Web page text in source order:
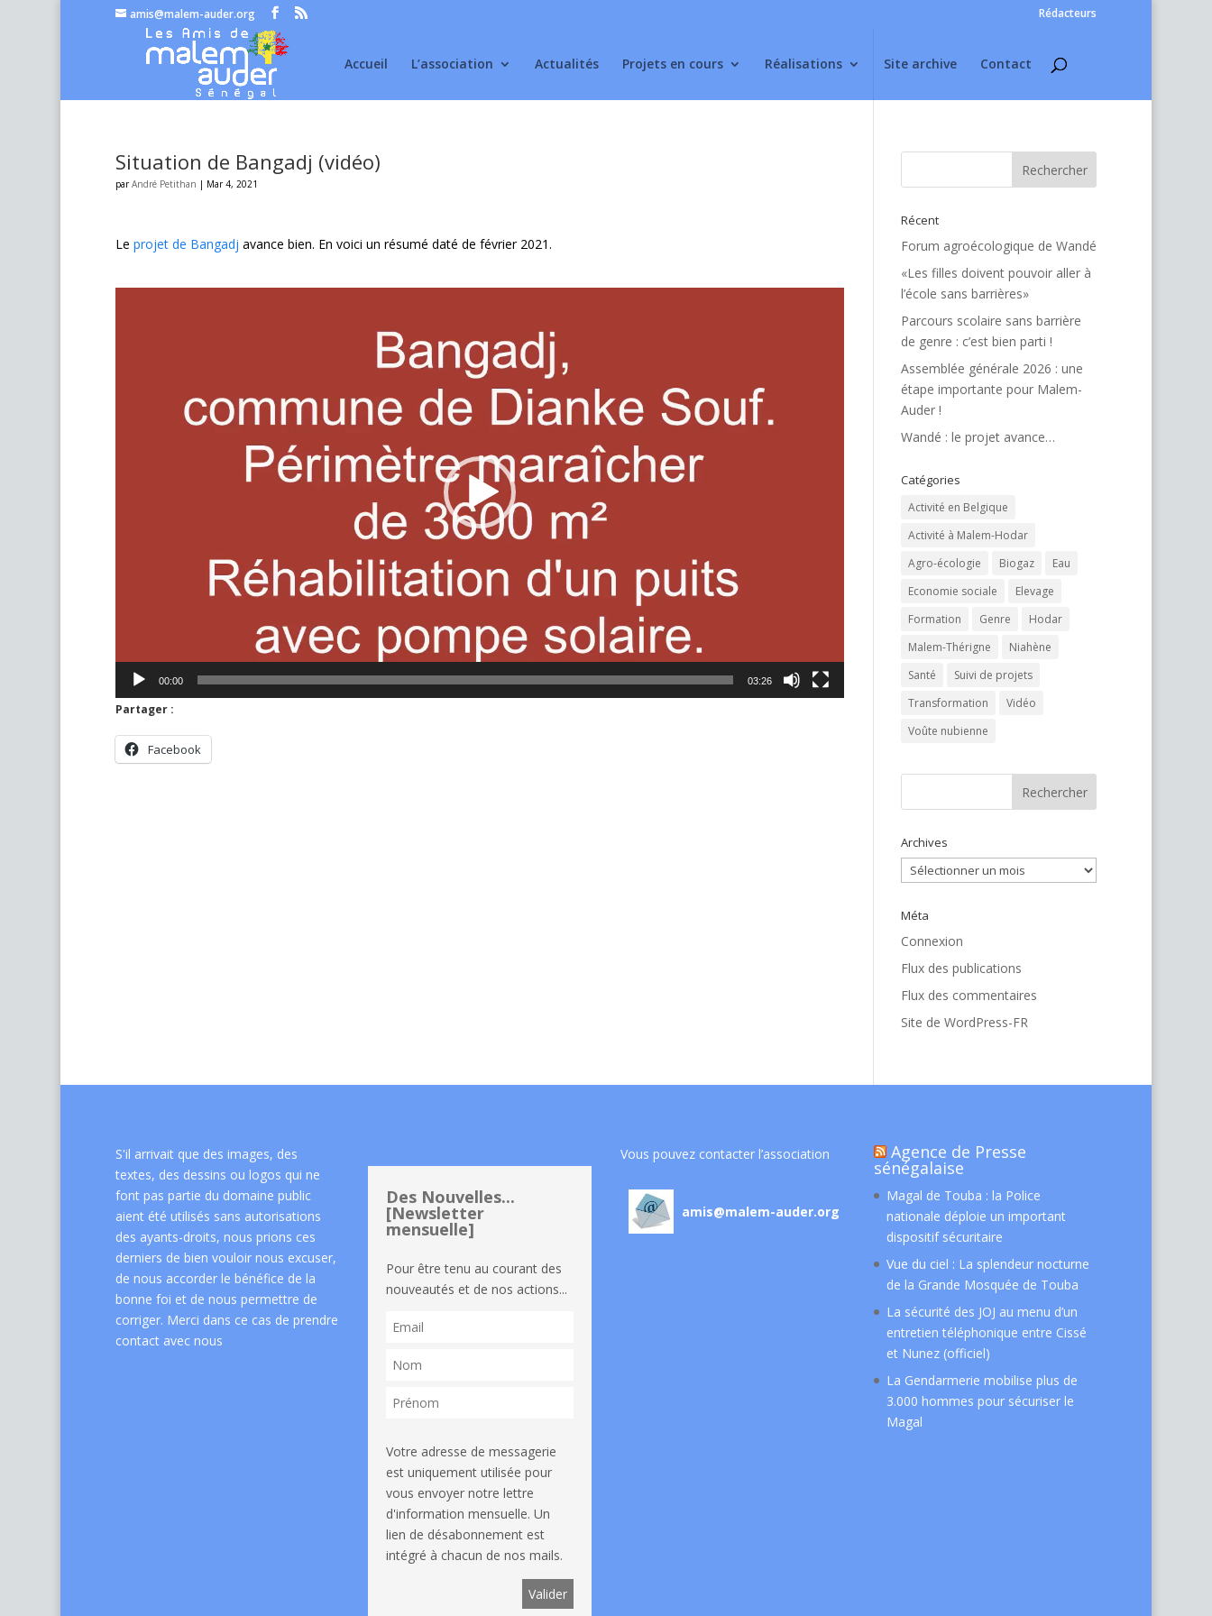
amis@malem-auder.org Rédacteurs
Accueil L’association Actualités Projets en cours Réalisations Site archive Contact
Situation de Bangadj (vidéo)
parAndré Petithan | Mar 4, 2021
Le projet de Bangadj avance bien. En voici un résumé daté de février 2021.
00:00 03:26
Partager :
Facebook
Récent
Forum agroécologique de Wandé
«Les filles doivent pouvoir aller à
l’école sans barrières»
Parcours scolaire sans barrière
de genre : c’est bien parti !
Assemblée générale 2026 : une
étape importante pour Malem-
Auder !
Wandé : le projet avance…
Catégories
Activité en Belgique
Activité à Malem-Hodar
Agro-écologie
Biogaz
Eau
Economie sociale
Elevage
Formation
Genre
Hodar
Malem-Thérigne
Niahène
Santé
Suivi de projets
Transformation
Vidéo
Voûte nubienne
Archives
Archives
Méta
Connexion
Flux des publications
Flux des commentaires
Site de WordPress-FR
S'il arrivait que des images, des
textes, des dessins ou logos qui ne
font pas partie du domaine public
aient été utilisés sans autorisations
des ayants-droits, nous prions ces
derniers de bien vouloir nous excuser,
de nous accorder le bénéfice de la
bonne foi et de nous permettre de
corriger. Merci dans ce cas de prendre
contact avec nous
Des Nouvelles...
[Newsletter
mensuelle]
Pour être tenu au courant des
nouveautés et de nos actions...
Votre adresse de messagerie
est uniquement utilisée pour
vous envoyer notre lettre
d'information mensuelle. Un
lien de désabonnement est
intégré à chacun de nos mails.
Vous pouvez contacter l’association
amis@malem-auder.org
Agence de Presse
sénégalaise
Magal de Touba : la Police
nationale déploie un important
dispositif sécuritaire
Vue du ciel : La splendeur nocturne
de la Grande Mosquée de Touba
La sécurité des JOJ au menu d’un
entretien téléphonique entre Cissé
et Nunez (officiel)
La Gendarmerie mobilise plus de
3.000 hommes pour sécuriser le
Magal